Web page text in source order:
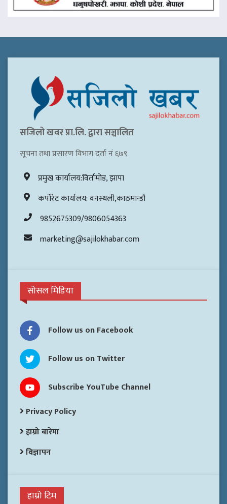
सजिलो खवर प्रा.लि. द्वारा सञ्चालित
सूचना तथा प्रसारण विभाग दर्ता नं ६७९
प्रमुख कार्यालय:विर्तामोड, झापा
कर्पोरेट कार्यालय: वनस्थली,काठमान्डौ
9852675309/9806054363
marketing@sajilokhabar.com
सोसल मिडिया
Follow us on Facebook
Follow us on Twitter
Subscribe YouTube Channel
Privacy Policy
हाम्रो बारेमा
विज्ञापन
हाम्रो टिम